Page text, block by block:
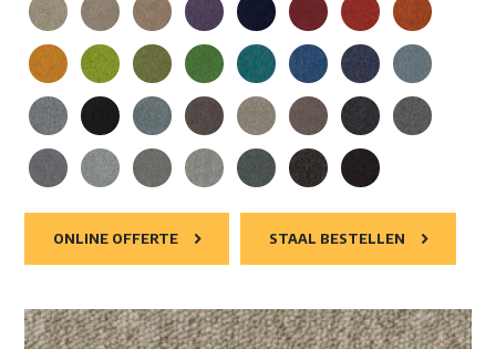
ONLINE OFFERTE STAAL BESTELLEN